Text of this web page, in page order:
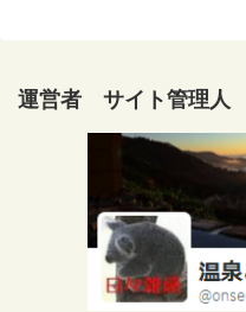
運営者 サイト管理人